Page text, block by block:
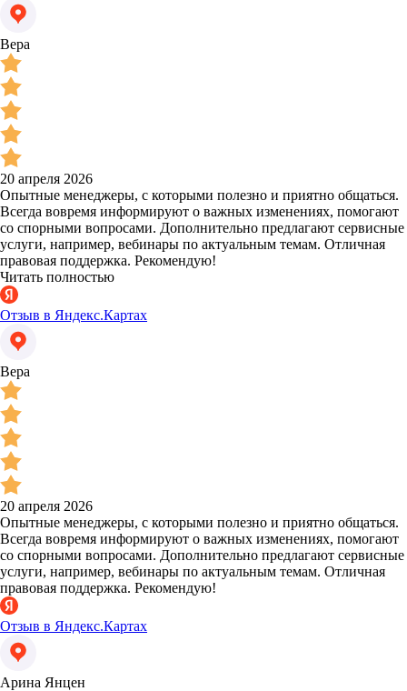
Вера
20 апреля 2026
Опытные менеджеры, с которыми полезно и приятно общаться.
Всегда вовремя информируют о важных изменениях, помогают
со спорными вопросами. Дополнительно предлагают сервисные
услуги, например, вебинары по актуальным темам. Отличная
правовая поддержка. Рекомендую!
Читать полностью
Отзыв в Яндекс.Картах
Вера
20 апреля 2026
Опытные менеджеры, с которыми полезно и приятно общаться.
Всегда вовремя информируют о важных изменениях, помогают
со спорными вопросами. Дополнительно предлагают сервисные
услуги, например, вебинары по актуальным темам. Отличная
правовая поддержка. Рекомендую!
Отзыв в Яндекс.Картах
Арина Янцен